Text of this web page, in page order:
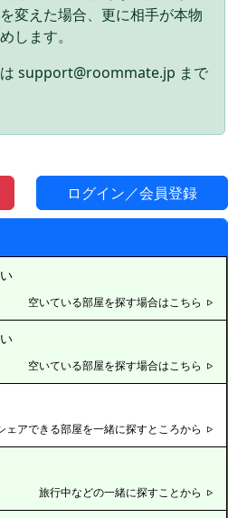
ログイン／会員登録
空いている部屋を探す場合はこちら
空いている部屋を探す場合はこちら
ェアできる部屋を一緒に探すところから
旅行中などの一緒に探すことから
変えた場合、更に相手が本物
します。
support@roommate.jp まで